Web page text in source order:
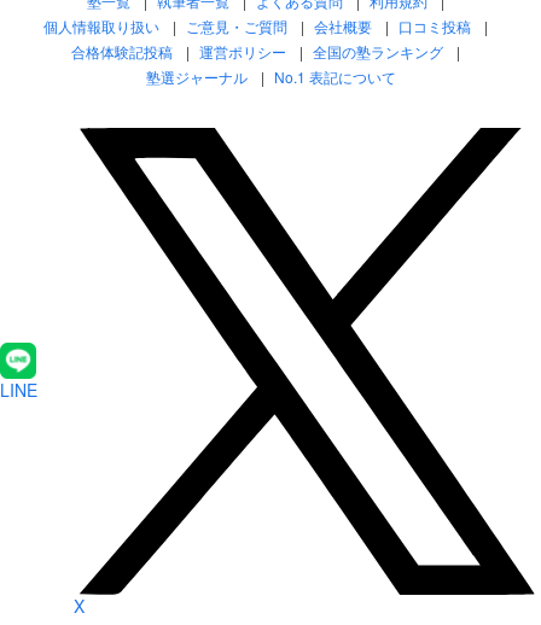
個人情報取り扱い
ご意見・ご質問 会社概要
口コミ投稿
合格体験記投稿
運営ポリシー
全国の塾ランキング
塾選ジャーナル
No.1 表記について
LINE
X